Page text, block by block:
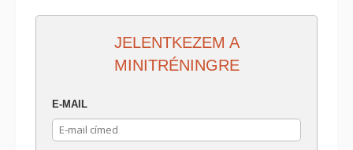
JELENTKEZEM A
MINITRÉNINGRE
E-MAIL